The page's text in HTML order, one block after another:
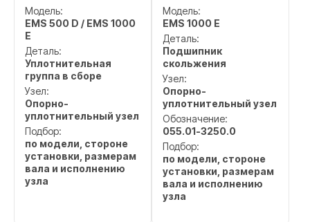
Модель:
EMS 500 D / EMS 1000
E
Деталь:
Уплотнительная
группа в сборе
Узел:
Опорно-
уплотнительный узел
Подбор:
по модели, стороне
установки, размерам
вала и исполнению
узла
Модель:
EMS 1000 E
Деталь:
Подшипник
скольжения
Узел:
Опорно-
уплотнительный узел
Обозначение:
055.01-3250.0
Подбор:
по модели, стороне
установки, размерам
вала и исполнению
узла